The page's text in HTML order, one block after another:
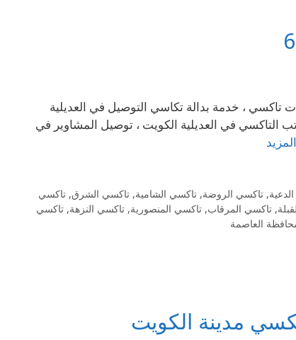
ارقام شركات تاكسي ، خدمة بدالة تكاسي التوصيل في العديلية
التاكسي في العديلية الكويت ، توصيل المشاوير في
, تاكسي الروضة, تاكسي الشامية, تاكسي الشرق, تاكسي
, تاكسي المرقاب, تاكسي المنصورية, تاكسي النزهة, تاكسي
العاصمة